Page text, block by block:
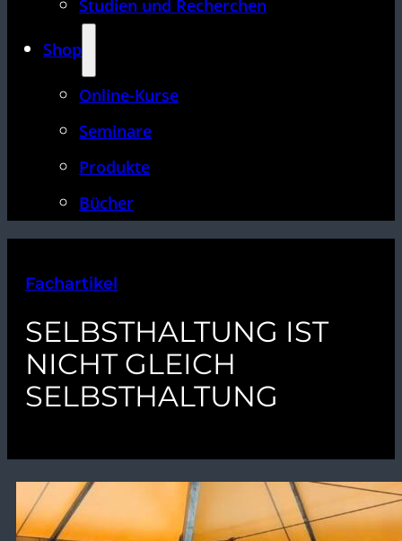
Studien und Recherchen
Shop
Online-Kurse
Seminare
Produkte
Bücher
Fachartikel
SELBSTHALTUNG IST
NICHT GLEICH
SELBSTHALTUNG